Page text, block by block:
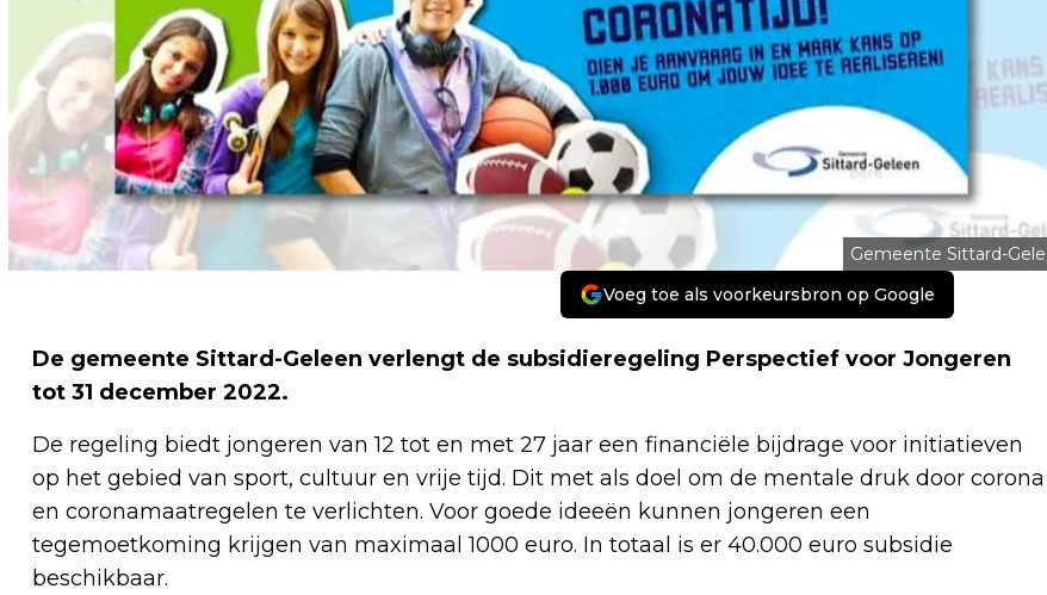
Gemeente Sittard-
Voeg toe als voorkeursbron op Google
De gemeente Sittard-Geleen verlengt de subsidieregeling Perspectief voor Jongeren
tot 31 december 2022.
De regeling biedt jongeren van 12 tot en met 27 jaar een financiële bijdrage voor initiatieven
op het gebied van sport, cultuur en vrije tijd. Dit met als doel om de mentale druk door corona
en coronamaatregelen te verlichten. Voor goede ideeën kunnen jongeren een
tegemoetkoming krijgen van maximaal 1000 euro. In totaal is er 40.000 euro subsidie
beschikbaar.